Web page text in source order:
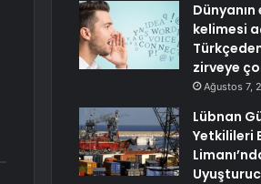
Dünyanın
kelimesi
zirveye
Ağustos 7,
Lübnan
Yetkilileri